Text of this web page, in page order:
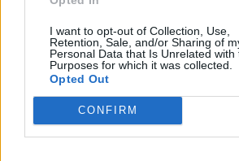
I want to opt-out of Collection, Use,
Retention, Sale, and/or Sharing of
Personal Data that Is Unrelated with
Purposes for which it was collected.
Opted Out
CONFIRM
ALBO D'ORO
Premier League: 13
FA Cup:14
League Cup: 2
FA Community Shield:17